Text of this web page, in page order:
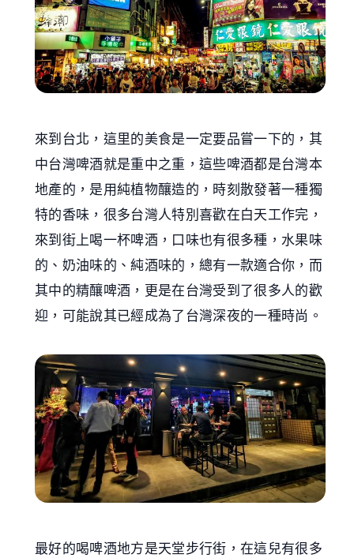
來到台北，這里的美食是一定要品嘗一下的，其
中台灣啤酒就是重中之重，這些啤酒都是台灣本
地產的，是用純植物釀造的，時刻散發著一種獨
特的香味，很多台灣人特別喜歡在白天工作完，
來到街上喝一杯啤酒，口味也有很多種，水果味
的、奶油味的、純酒味的，總有一款適合你，而
其中的精釀啤酒，更是在台灣受到了很多人的歡
迎，可能說其已經成為了台灣深夜的一種時尚。
最好的喝啤酒地方是天堂步行街，在這兒有很多